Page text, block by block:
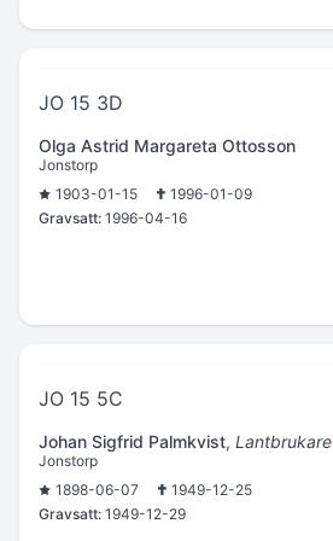
JO 15 3D
Olga Astrid Margareta Ottosson
Jonstorp
1903-01-15
1996-01-09
Gravsatt: 1996-04-16
JO 15 5C
Johan Sigfrid Palmkvist, Lantbrukare
Jonstorp
1898-06-07
1949-12-25
Gravsatt: 1949-12-29